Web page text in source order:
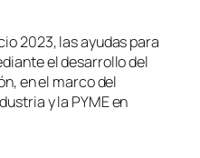
2023, las ayudas para
el desarrollo del
en el marco del
y la PYME en